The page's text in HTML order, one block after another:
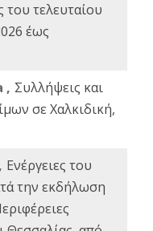
του τελευταίου
έως
, Συλλήψεις και
σε Χαλκιδική,
Ενέργειες του
την εκδήλωση